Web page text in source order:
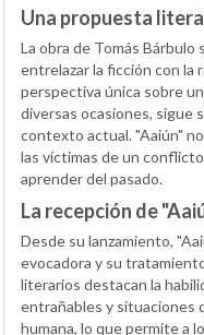
Una propuesta
La obra de Tomás Bárbulo
entrelazar la ficción con la
perspectiva única sobre
diversas ocasiones, sigue
contexto actual. "Aaiún"
las víctimas de un
aprender del pasado.
La recepción de
Desde su lanzamiento,
evocadora y su
literarios destacan la
entrañables y situaciones
humana, lo que permite a